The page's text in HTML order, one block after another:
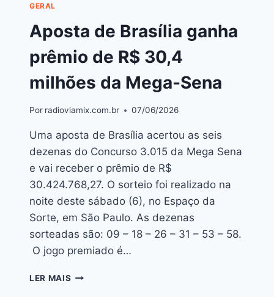
GERAL
Aposta de Brasília ganha
prêmio de R$ 30,4
milhões da Mega-Sena
Por radioviamix.com.br 07/06/2026
Uma aposta de Brasília acertou as seis
dezenas do Concurso 3.015 da Mega Sena
e vai receber o prêmio de R$
30.424.768,27. O sorteio foi realizado na
noite deste sábado (6), no Espaço da
Sorte, em São Paulo. As dezenas
sorteadas são: 09 – 18 – 26 – 31 – 53 – 58.
O jogo premiado é…
LER MAIS